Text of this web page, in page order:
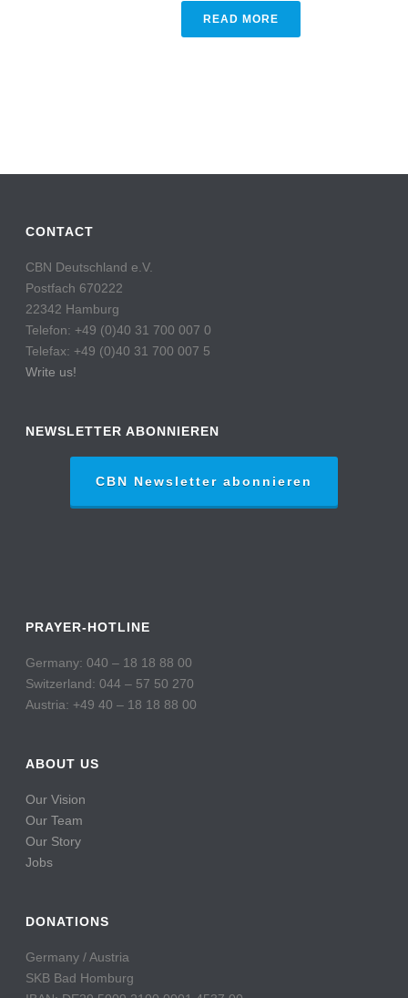
READ MORE
CONTACT
CBN Deutschland e.V.
Postfach 670222
22342 Hamburg
Telefon: +49 (0)40 31 700 007 0
Telefax: +49 (0)40 31 700 007 5
Write us!
NEWSLETTER ABONNIEREN
CBN Newsletter abonnieren
PRAYER-HOTLINE
Germany: 040 – 18 18 88 00
Switzerland: 044 – 57 50 270
Austria: +49 40 – 18 18 88 00
ABOUT US
Our Vision
Our Team
Our Story
Jobs
DONATIONS
Germany / Austria
SKB Bad Homburg